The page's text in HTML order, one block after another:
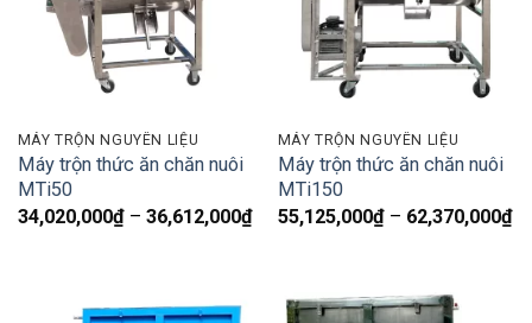
MÁY TRỘN NGUYÊN LIỆU
Máy trộn thức ăn chăn nuôi
MTi50
34,020,000₫ – 36,612,000₫Khoảng
giá:
36,612,000₫
MÁY TRỘN NGUYÊN LIỆU
Máy trộn thức ăn chăn nuôi
MTi150
55,125,000₫ – 62,370,000₫